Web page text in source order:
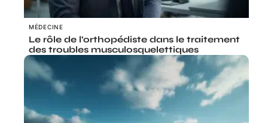
MÉDECINE
Le rôle de l’orthopédiste dans le traitement
des troubles musculosquelettiques